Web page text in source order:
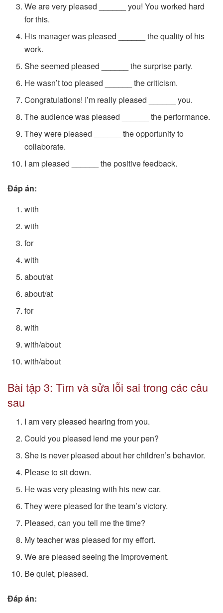
We are very pleased ______ you! You worked hard
for this.
His manager was pleased ______ the quality of his
work.
She seemed pleased ______ the surprise party.
He wasn’t too pleased ______ the criticism.
Congratulations! I’m really pleased ______ you.
The audience was pleased ______ the performance.
They were pleased ______ the opportunity to
collaborate.
I am pleased ______ the positive feedback.
Đáp án:
with
with
for
with
about/at
about/at
for
with
with/about
with/about
Bài tập 3: Tìm và sửa lỗi sai trong các câu
sau
I am very pleased hearing from you.
Could you pleased lend me your pen?
She is never pleased about her children’s behavior.
Please to sit down.
He was very pleasing with his new car.
They were pleased for the team’s victory.
Pleased, can you tell me the time?
My teacher was pleased for my effort.
We are pleased seeing the improvement.
Be quiet, pleased.
Đáp án: